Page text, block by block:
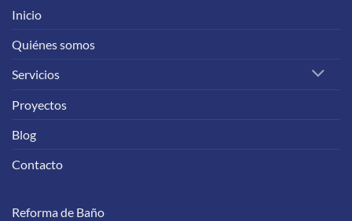
Inicio
Quiénes somos
Servicios
Proyectos
Blog
Contacto
Reforma de Baño